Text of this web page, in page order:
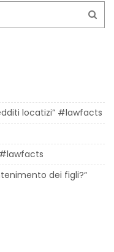
locatizi“ #lawfacts
#lawfacts
dei figli?“